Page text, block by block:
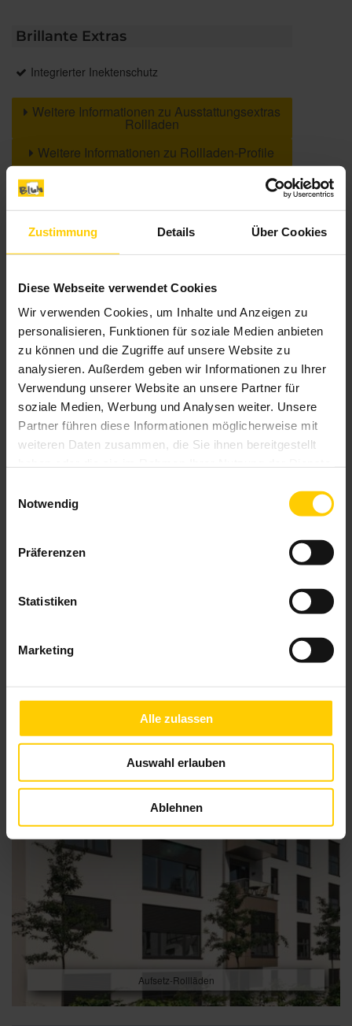
Zustimmung Details Über Cookies
Diese Webseite verwendet Cookies
Wir verwenden Cookies, um Inhalte und Anzeigen zu
personalisieren, Funktionen für soziale Medien anbieten
zu können und die Zugriffe auf unsere Website zu
analysieren. Außerdem geben wir Informationen zu Ihrer
Verwendung unserer Website an unsere Partner für
soziale Medien, Werbung und Analysen weiter. Unsere
Partner führen diese Informationen möglicherweise mit
weiteren Daten zusammen, die Sie ihnen bereitgestellt
Notwendig
Präferenzen
Statistiken
Marketing
Alle zulassen
Auswahl erlauben
Ablehnen
Brillante Extras
Integrierter Inektenschutz
Weitere Informationen zu Ausstattungsextras
Rollladen
Weitere Informationen zu Rollladen-Profile
Weitere Informationen
Aufsetz-Rollläden